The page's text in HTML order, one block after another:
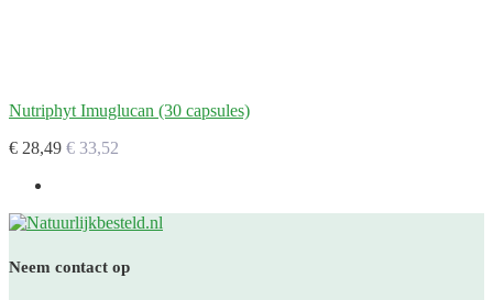
Nutriphyt Imuglucan (30 capsules)
€ 28,49 € 33,52
Neem contact op